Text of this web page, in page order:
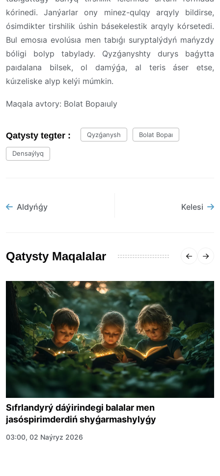
kórinedi. Janýarlar ony minez-qulqy arqyly bildirse,
ósimdikter tirshilik úshin básekelestik arqyly kórsetedi.
Bul emosıa evolúsıa men tabıǵı suryptalýdyń mańyzdy
bóligi bolyp tabylady. Qyzǵanyshty durys baǵytta
paıdalana bilsek, ol damýǵa, al teris áser etse,
kúızeliske alyp kelýi múmkin.
Maqala avtory: Bolat Bopaıuly
Qatysty tegter : Qyzǵanysh Bolat Bopaı
Densaýlyq
Aldyńǵy Kelesi
Qatysty Maqalalar
Sıfrlandyrý dáýirindegi balalar men
jasóspirimderdiń shyǵarmashylyǵy
03:00, 02 Naýryz 2026